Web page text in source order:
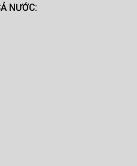
NƯỚC: